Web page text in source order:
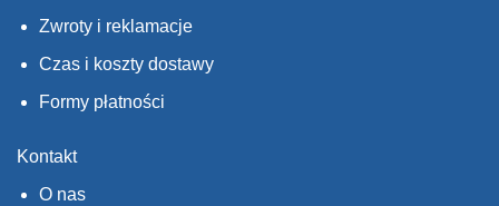
Zwroty i reklamacje
Czas i koszty dostawy
Formy płatności
Kontakt
O nas